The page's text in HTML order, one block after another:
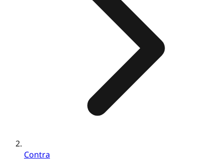
Contra